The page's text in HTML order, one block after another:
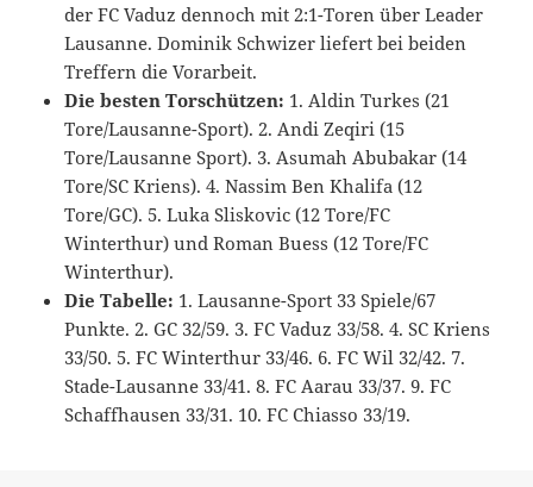
der FC Vaduz dennoch mit 2:1-Toren über Leader
Lausanne. Dominik Schwizer liefert bei beiden
Treffern die Vorarbeit.
Die besten Torschützen: 1. Aldin Turkes (21
Tore/Lausanne-Sport). 2. Andi Zeqiri (15
Tore/Lausanne Sport). 3. Asumah Abubakar (14
Tore/SC Kriens). 4. Nassim Ben Khalifa (12
Tore/GC). 5. Luka Sliskovic (12 Tore/FC
Winterthur) und Roman Buess (12 Tore/FC
Winterthur).
Die Tabelle: 1. Lausanne-Sport 33 Spiele/67
Punkte. 2. GC 32/59. 3. FC Vaduz 33/58. 4. SC Kriens
33/50. 5. FC Winterthur 33/46. 6. FC Wil 32/42. 7.
Stade-Lausanne 33/41. 8. FC Aarau 33/37. 9. FC
Schaffhausen 33/31. 10. FC Chiasso 33/19.